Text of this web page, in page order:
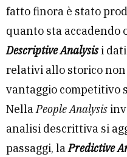
fatto finora è stato
quanto sta accadendo
Descriptive Analysisi
relativi allo storico
vantaggio competitivo
NellaPeople Analysis
analisi descrittiva si
passaggi, laPredictive